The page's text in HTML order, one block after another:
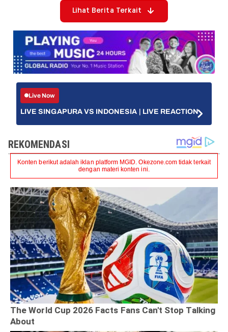
Lihat Berita Terkait
Live Now
LIVE SINGAPURA VS INDONESIA | LIVE REACTION